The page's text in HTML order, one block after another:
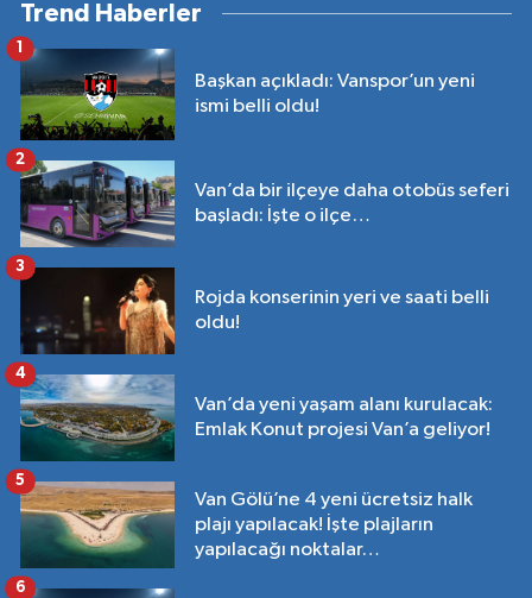
Trend Haberler
Başkan açıkladı: Vanspor’un yeni
ismi belli oldu!
Van’da bir ilçeye daha otobüs seferi
başladı: İşte o ilçe…
2
Rojda konserinin yeri ve saati belli
oldu!
3
Van’da yeni yaşam alanı kurulacak:
Emlak Konut projesi Van’a geliyor!
4
Van Gölü’ne 4 yeni ücretsiz halk
plajı yapılacak! İşte plajların
yapılacağı noktalar…
5
6